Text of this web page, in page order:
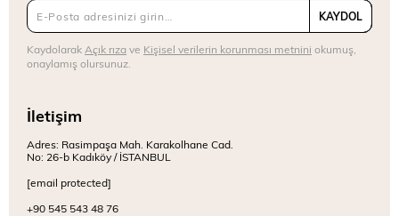
KAYDOL
Kaydolarak Açık rızave Kişisel verilerin korunması metnini okumuş,
onaylamış olursunuz.
İletişim
Adres: Rasimpaşa Mah. Karakolhane Cad.
No: 26-b Kadıköy / İSTANBUL
[email protected]
+90 545 543 48 76